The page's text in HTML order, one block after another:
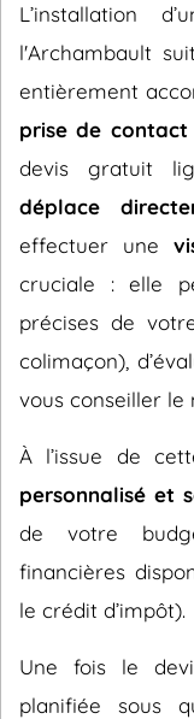
L’installation
l'Archambault
entièrement
prise de
devis gratuit
déplace
effectuer une
cruciale : elle
précises de
colimaçon),
vous conseiller le
À l’issue de
personnalisé et
de votre
financières
le crédit d’impôt).
Une fois le
planifiée sous